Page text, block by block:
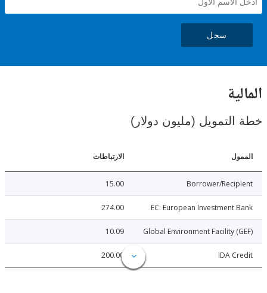
(مليون دولار)
الارتباطات
Borrower/
EC: European Investment
274.00
Global Environment Facility
10.09
IDA
200.00